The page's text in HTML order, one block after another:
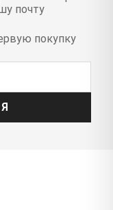
почту
покупку